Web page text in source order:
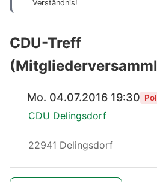
Verständnis!
CDU-Treff
Mo. 04.07.2016 19:30
CDU Delingsdorf
22941 Delingsdorf